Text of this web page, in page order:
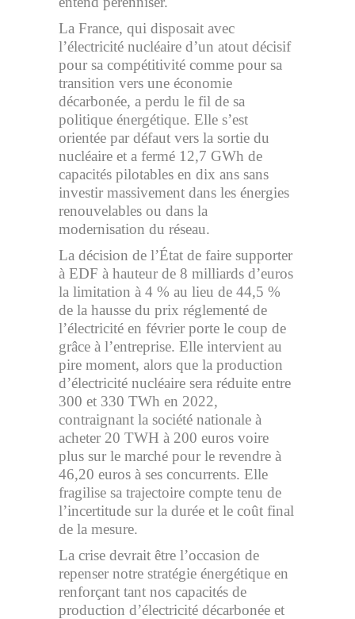
La France, qui disposait avec
l’électricité nucléaire d’un atout décisif
pour sa compétitivité comme pour sa
transition vers une économie
décarbonée, a perdu le fil de sa
politique énergétique. Elle s’est
orientée par défaut vers la sortie du
nucléaire et a fermé 12,7 GWh de
capacités pilotables en dix ans sans
investir massivement dans les énergies
renouvelables ou dans la
modernisation du réseau.
La décision de l’État de faire supporter
à EDF à hauteur de 8 milliards d’euros
la limitation à 4 % au lieu de 44,5 %
de la hausse du prix réglementé de
l’électricité en février porte le coup de
grâce à l’entreprise. Elle intervient au
pire moment, alors que la production
d’électricité nucléaire sera réduite entre
300 et 330 TWh en 2022,
contraignant la société nationale à
acheter 20 TWH à 200 euros voire
plus sur le marché pour le revendre à
46,20 euros à ses concurrents. Elle
fragilise sa trajectoire compte tenu de
l’incertitude sur la durée et le coût final
de la mesure.
La crise devrait être l’occasion de
repenser notre stratégie énergétique en
renforçant tant nos capacités de
production d’électricité décarbonée et